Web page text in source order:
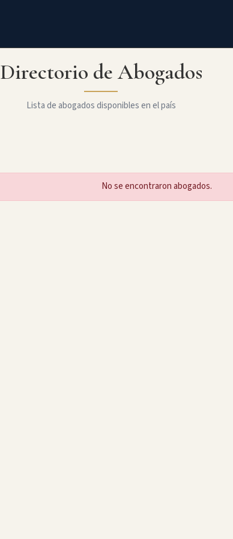
Directorio de Abogados
Lista de abogados disponibles en el país
No se encontraron abogados.